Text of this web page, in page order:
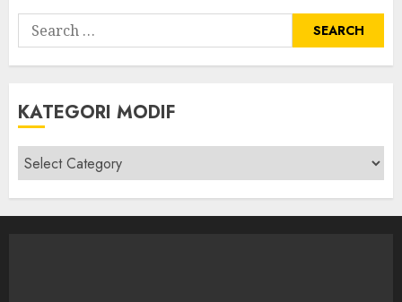
Search
for:
KATEGORI MODIF
Kategori
modif